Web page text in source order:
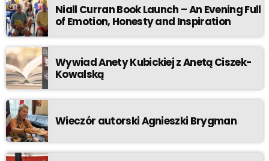
Niall Curran Book Launch – An Evening Full
of Emotion, Honesty and Inspiration
Wywiad Anety Kubickiej z Anetą Ciszek-
Kowalską
Wieczór autorski Agnieszki Brygman